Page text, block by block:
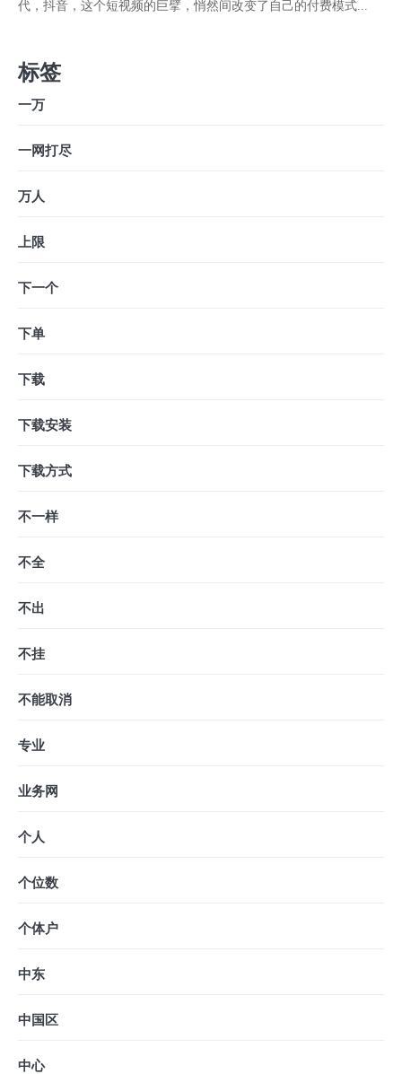
代，抖音，这个短视频的巨擘，悄然间改变了自己的付费模式...
标签
一万
一网打尽
万人
上限
下一个
下单
下载
下载安装
下载方式
不一样
不全
不出
不挂
不能取消
专业
业务网
个人
个位数
个体户
中东
中国区
中心